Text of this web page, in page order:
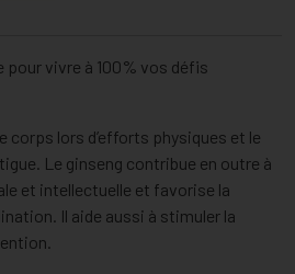
pour vivre à 100% vos défis
corps lors d’efforts physiques et le
Le ginseng contribue en outre à
et intellectuelle et favorise la
Il aide aussi à stimuler la